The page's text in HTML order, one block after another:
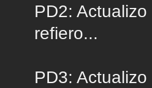
PD2:
refiero...
PD3: